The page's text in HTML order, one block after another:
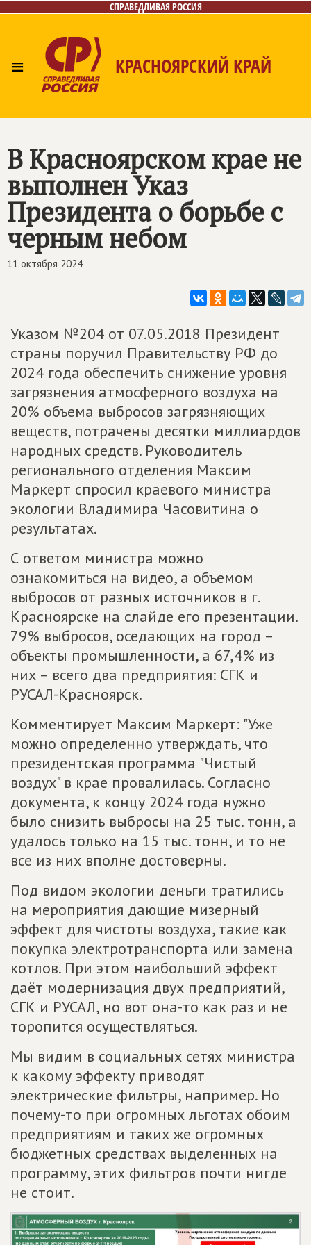
СПРАВЕДЛИВАЯ РОССИЯ
≡ КРАСНОЯРСКИЙ КРАЙ
В Красноярском крае не
выполнен Указ
Президента о борьбе с
черным небом
11 октября 2024
Указом №204 от 07.05.2018 Президент
страны поручил Правительству РФ до
2024 года обеспечить снижение уровня
загрязнения атмосферного воздуха на
20% объема выбросов загрязняющих
веществ, потрачены десятки миллиардов
народных средств. Руководитель
регионального отделения Максим
Маркерт спросил краевого министра
экологии Владимира Часовитина о
результатах.
С ответом министра можно
ознакомиться на видео, а объемом
выбросов от разных источников в г.
Красноярске на слайде его презентации.
79% выбросов, оседающих на город –
объекты промышленности, а 67,4% из
них – всего два предприятия: СГК и
РУСАЛ-Красноярск.
Комментирует Максим Маркерт: "Уже
можно определенно утверждать, что
президентская программа "Чистый
воздух" в крае провалилась. Согласно
документа, к концу 2024 года нужно
было снизить выбросы на 25 тыс. тонн, а
удалось только на 15 тыс. тонн, и то не
все из них вполне достоверны.
Под видом экологии деньги тратились
на мероприятия дающие мизерный
эффект для чистоты воздуха, такие как
покупка электротранспорта или замена
котлов. При этом наибольший эффект
даёт модернизация двух предприятий,
СГК и РУСАЛ, но вот она-то как раз и не
торопится осуществляться.
Мы видим в социальных сетях министра
к какому эффекту приводят
электрические фильтры, например. Но
почему-то при огромных льготах обоим
предприятиям и таких же огромных
бюджетных средствах выделенных на
программу, этих фильтров почти нигде
не стоит.